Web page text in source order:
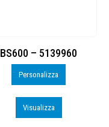
BS600 – 5139960
Personalizza
Visualizza